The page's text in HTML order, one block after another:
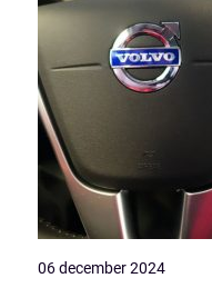
06 december 2024